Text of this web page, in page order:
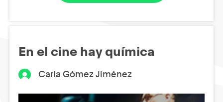
En el cine hay química
Carla Gómez Jiménez